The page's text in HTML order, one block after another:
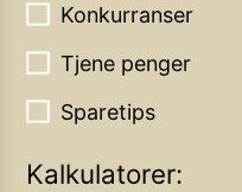
Konkurranser
Tjene penger
Sparetips
Kalkulatorer: